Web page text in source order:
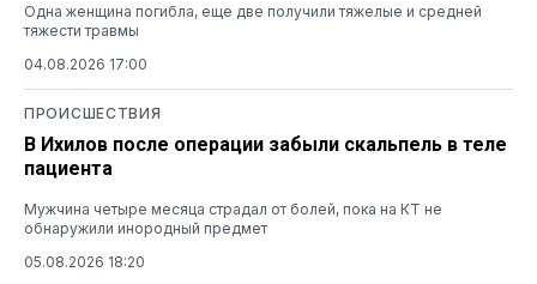
Одна женщина погибла, еще две получили тяжелые и средней
тяжести травмы
04.08.2026 17:00
ПРОИСШЕСТВИЯ
В Ихилов после операции забыли скальпель в теле
пациента
Мужчина четыре месяца страдал от болей, пока на КТ не
обнаружили инородный предмет
05.08.2026 18:20